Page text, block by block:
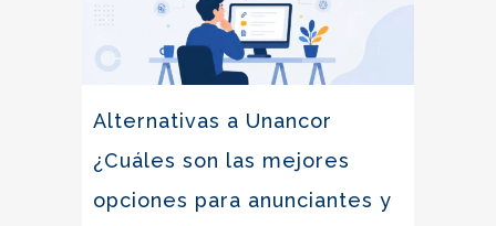
Alternativas a Unancor
¿Cuáles son las mejores
opciones para anunciantes y